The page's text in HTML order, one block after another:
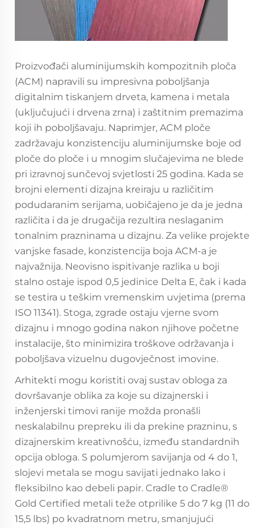
Proizvođači aluminijumskih kompozitnih ploča
(ACM) napravili su impresivna poboljšanja
digitalnim tiskanjem drveta, kamena i metala
(uključujući i drvena zrna) i zaštitnim premazima
koji ih poboljšavaju. Naprimjer, ACM ploče
zadržavaju konzistenciju aluminijumske boje od
ploče do ploče i u mnogim slučajevima ne blede
pri izravnoj sunčevoj svjetlosti 25 godina. Kada se
brojni elementi dizajna kreiraju u različitim
podudaranim serijama, uobičajeno je da je jedna
različita i da je drugačija rezultira neslaganim
tonalnim prazninama u dizajnu. Za velike projekte
vanjske fasade, konzistencija boja ACM-a je
najvažnija. Neovisno ispitivanje razlika u boji
stalno ostaje ispod 0,5 jedinice Delta E, čak i kada
se testira u teškim vremenskim uvjetima (prema
ISO 11341). Stoga, zgrade ostaju vjerne svom
dizajnu i mnogo godina nakon njihove početne
instalacije, što minimizira troškove održavanja i
poboljšava vizuelnu dugovječnost imovine.
Arhitekti mogu koristiti ovaj sustav obloga za
dovršavanje oblika za koje su dizajnerski i
inženjerski timovi ranije možda pronašli
neskalabilnu prepreku ili da prekine prazninu, s
dizajnerskim kreativnošću, između standardnih
opcija obloga. S polumjerom savijanja od 4 do 1,
slojevi metala se mogu savijati jednako lako i
fleksibilno kao debeli papir. Cradle to Cradle®
Gold Certified metali teže otprilike 5 do 7 kg (11 do
15,5 lbs) po kvadratnom metru, smanjujući